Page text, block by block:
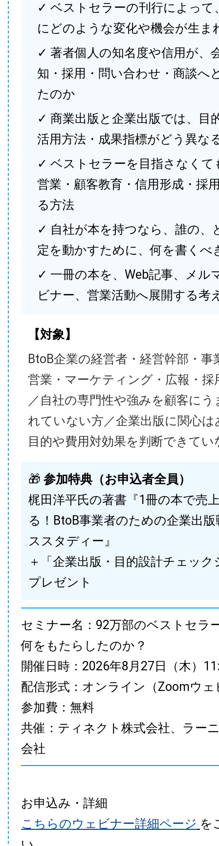
✓ ベストセラーの刊行によって
にどのような変化や機会が生ま
✓ 著者個人の知名度や信用が、
知・採用・問い合わせ・商談へ
たのか
✓ 商業出版と企業出版では、目
活用方法・成果指標がどう異な
✓ ベストセラーを目指さなくて
営業・顧客教育・信用形成・採
る方法
✓ 自社が本を持つなら、誰の、
定を動かすために、何を書くべ
✓ 一冊の本を、Web記事、メル
ビナー、営業活動へ展開する考
【対象】
BtoB企業の経営者・経営幹部・事
営業・マーケティング・広報・採
／自社の専門性や強みを顧客に
れていない方／企業出版に関心
目的や費用対効果を判断できてい
🎁 参加特典（お申込者全員）
梶田洋平氏の著書『1冊の本で売
る！BtoB事業者のための企業出
ススタディー』
＋「企業出版・目的設計チェック
プレゼント
セミナー名：92万部のベストセラ
何をもたらしたのか？
開催日時：2026年8月27日（木）
配信形式：オンライン（Zoomウェ
参加費：無料
共催：ティネクト株式会社、ラー
会社
お申込み・詳細
こちらのウェビナー詳細ページ を